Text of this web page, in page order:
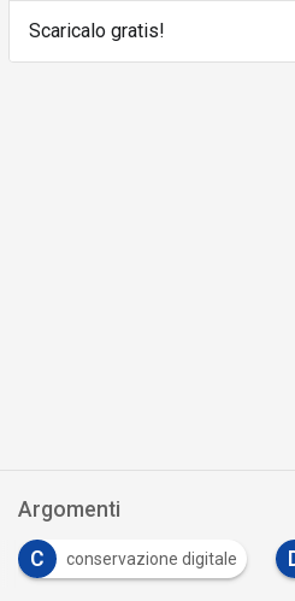
Scaricalo gratis!
Argomenti
C conservazione digitale